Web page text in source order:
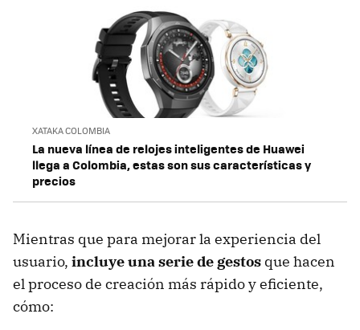
XATAKA COLOMBIA
La nueva línea de relojes inteligentes de Huawei
llega a Colombia, estas son sus características y
precios
Mientras que para mejorar la experiencia del
usuario, incluye una serie de gestos que hacen
el proceso de creación más rápido y eficiente,
cómo: